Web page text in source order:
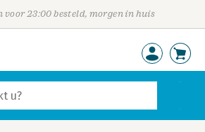
voor 23:00 besteld, morgen in huis